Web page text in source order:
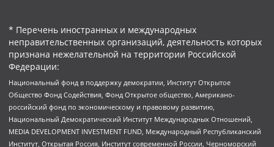
* Перечень иностранных и международных
неправительственных организаций, деятельность которых
признана нежелательной на территории Российской
Федерации:
Национальный фонд в поддержку демократии, Институт Открытое
Общество Фонд Содействия, Фонд Открытое общество, Американо-
российский фонд по экономическому и правовому развитию,
Национальный Демократический Институт Международных Отношений,
MEDIA DEVELOPMENT INVESTMENT FUND, Международный Республиканский
Институт, Открытая Россия, Институт современной России, Черноморский